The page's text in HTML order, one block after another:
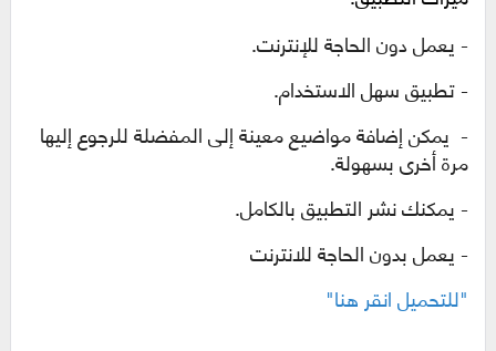
-يعمل دون الحاجة للإنترنت.
-تطبيق سهل الاستخدام.
- يمكن إضافة مواضيع معينة إلى المفضلة للرجوع إليها
مرة أخرى بسهولة.
- يمكنك نشر التطبيق بالكامل.
- يعمل بدون الحاجة للانترنت
"للتحميل انقر هنا"